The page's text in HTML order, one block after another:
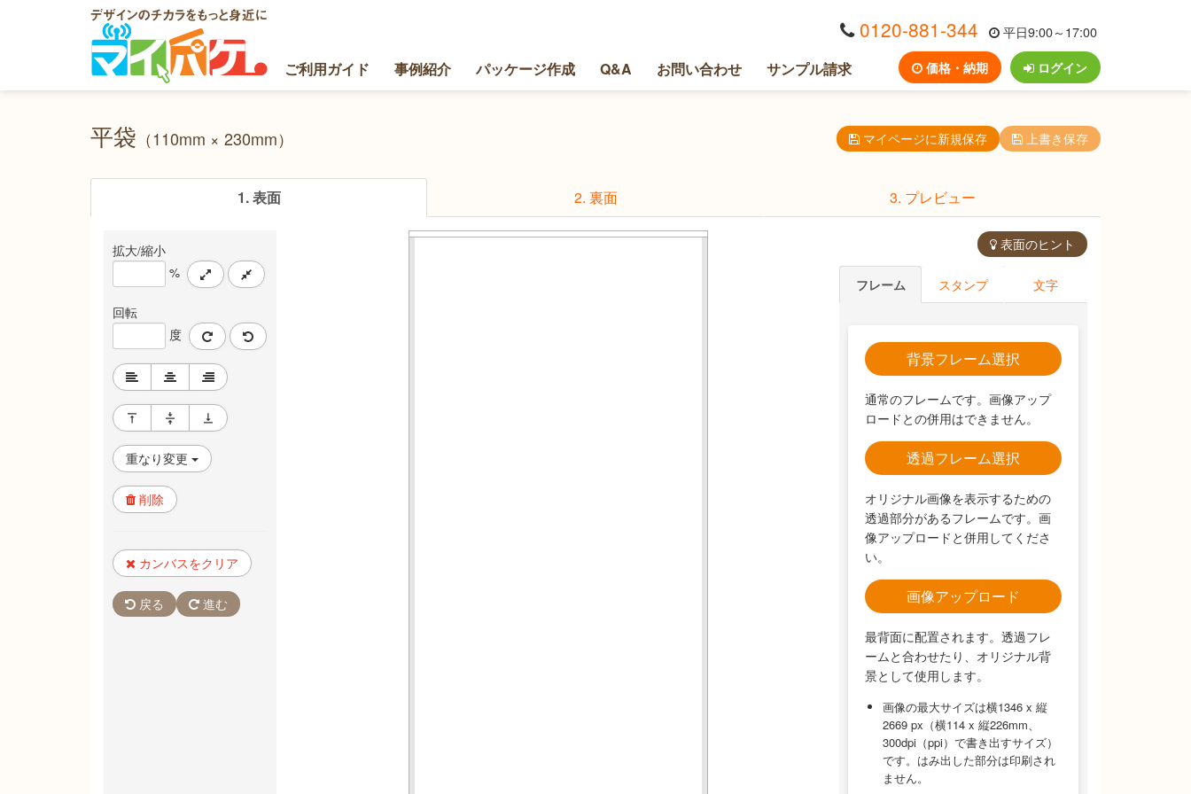
ご利用ガイド 事例紹介 パッケージ作成 Q&A お問い合わせ サンプル請求 ログイン
価格・納期
0120-881-344 平日9:00～17:00
平袋 （110mm × 230mm） マイページに新規保存 上書き保存
1. 表面 2. 裏面 3. プレビュー
拡大/縮小
%
回転
度
重なり変更
削除
カンバスをクリア
戻る 進む
表面のヒント
フレーム スタンプ 文字
背景フレーム選択
通常のフレームです。画像アップ
ロードとの併用はできません。
透過フレーム選択
オリジナル画像を表示するための
透過部分があるフレームです。画
像アップロードと併用してくださ
い。
画像アップロード
最背面に配置されます。透過フレ
ームと合わせたり、オリジナル背
景として使用します。
画像の最大サイズは横1346 x 縦
2669 px（横114 x 縦226mm、
300dpi（ppi）で書き出すサイズ）
です。はみ出した部分は印刷され
ません。